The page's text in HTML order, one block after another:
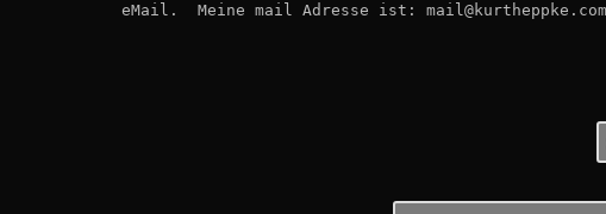
eMail. Meine mail Adresse ist: mail@kurtheppke.com